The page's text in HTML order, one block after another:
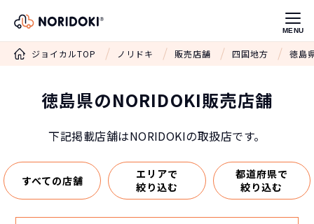
MENU
ジョイカルTOP ノリドキ 販売店舗 四国地方 徳島
徳島県のNORIDOKI販売店舗
下記掲載店舗はNORIDOKIの取扱店です。
すべての店舗
エリアで
絞り込む
都道府県で
絞り込む